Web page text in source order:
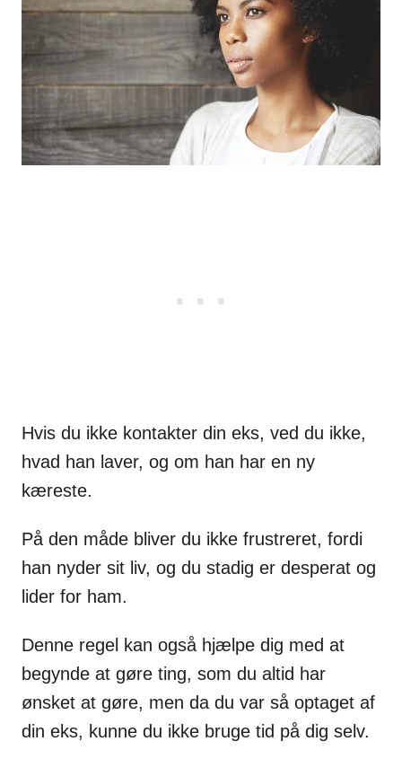
Hvis du ikke kontakter din eks, ved du ikke,
hvad han laver, og om han har en ny
kæreste.
På den måde bliver du ikke frustreret, fordi
han nyder sit liv, og du stadig er desperat og
lider for ham.
Denne regel kan også hjælpe dig med at
begynde at gøre ting, som du altid har
ønsket at gøre, men da du var så optaget af
din eks, kunne du ikke bruge tid på dig selv.